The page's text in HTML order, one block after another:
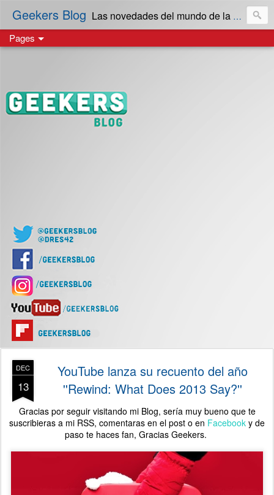
Geekers Blog Las novedades del mundo de la Tecnología y cultura Geek! en Español | Creado en El Salvador
Pages
DEC
13
YouTube lanza su recuento del año
''Rewind: What Does 2013 Say?''
Gracias por seguir visitando mi Blog, sería muy bueno que te
suscribieras a mi RSS, comentaras en el post o en Facebook y de
paso te haces fan, Gracias Geekers.